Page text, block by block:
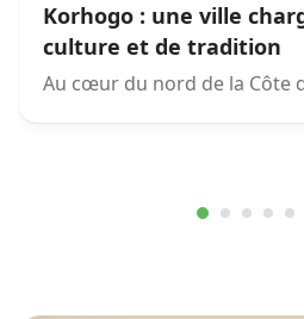
Korhogo : une ville
culture et de tradition
Au cœur du nord de la Côte